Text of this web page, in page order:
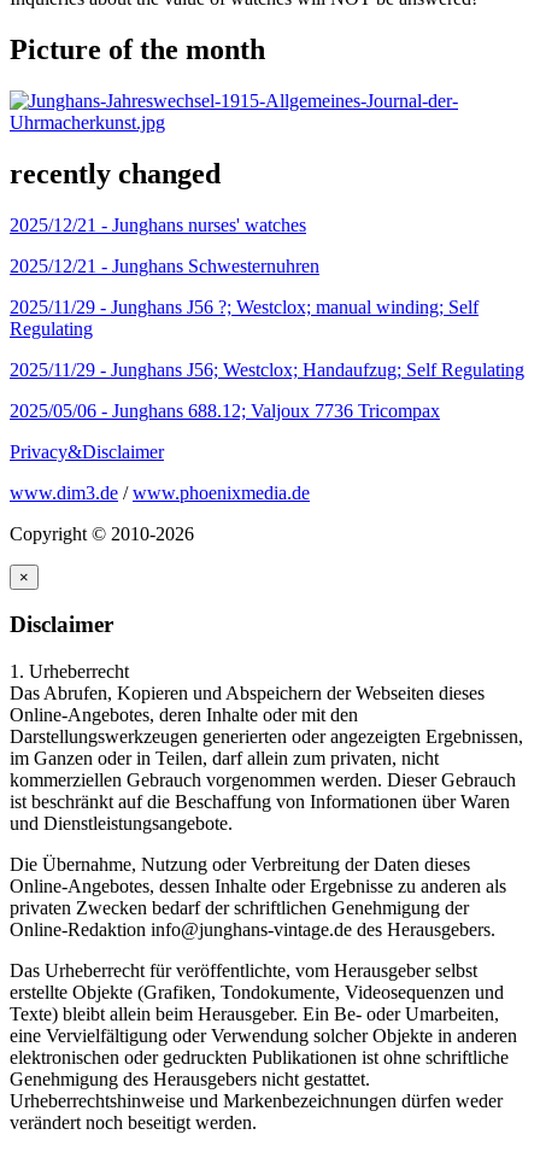
Picture of the month
recently changed
2025/12/21 - Junghans nurses' watches
2025/12/21 - Junghans Schwesternuhren
2025/11/29 - Junghans J56 ?; Westclox; manual winding; Self
Regulating
2025/11/29 - Junghans J56; Westclox; Handaufzug; Self Regulating
2025/05/06 - Junghans 688.12; Valjoux 7736 Tricompax
Privacy&Disclaimer
www.dim3.de /www.phoenixmedia.de
Copyright © 2010-2026
×
Disclaimer
1. Urheberrecht
Das Abrufen, Kopieren und Abspeichern der Webseiten dieses
Online-Angebotes, deren Inhalte oder mit den
Darstellungswerkzeugen generierten oder angezeigten Ergebnissen,
im Ganzen oder in Teilen, darf allein zum privaten, nicht
kommerziellen Gebrauch vorgenommen werden. Dieser Gebrauch
ist beschränkt auf die Beschaffung von Informationen über Waren
und Dienstleistungsangebote.
Die Übernahme, Nutzung oder Verbreitung der Daten dieses
Online-Angebotes, dessen Inhalte oder Ergebnisse zu anderen als
privaten Zwecken bedarf der schriftlichen Genehmigung der
Online-Redaktion info@junghans-vintage.de des Herausgebers.
Das Urheberrecht für veröffentlichte, vom Herausgeber selbst
erstellte Objekte (Grafiken, Tondokumente, Videosequenzen und
Texte) bleibt allein beim Herausgeber. Ein Be- oder Umarbeiten,
eine Vervielfältigung oder Verwendung solcher Objekte in anderen
elektronischen oder gedruckten Publikationen ist ohne schriftliche
Genehmigung des Herausgebers nicht gestattet.
Urheberrechtshinweise und Markenbezeichnungen dürfen weder
verändert noch beseitigt werden.